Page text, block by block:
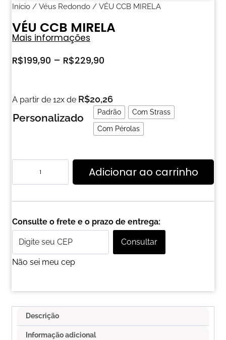
Início / Véus Redondo / VÉU CCB MIRELA
VÉU CCB MIRELA
Mais informações
R$199,90 – R$229,90
A partir de 12x de R$20,26
Personalizado Padrão Com Strass
Com Pérolas
Adicionar ao carrinho
Consulte o frete e o prazo de entrega:
Consultar
Não sei meu cep
Descrição
Informação adicional